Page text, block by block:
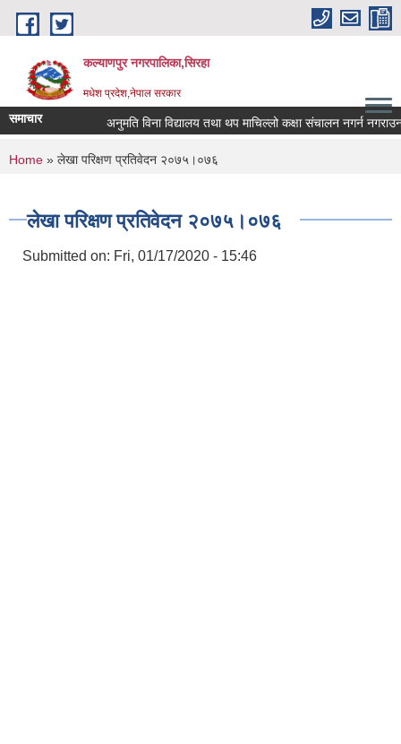
Skip to main content
कल्याणपुर नगरपालिका,सिरहा
मधेश प्रदेश,नेपाल सरकार
समाचार अनुमति विना विद्यालय तथा थप माचिल्लो कक्षा संचालन नगर्न नगराउन
You are here
Home » लेखा परिक्षण प्रतिवेदन २०७५।०७६
लेखा परिक्षण प्रतिवेदन २०७५।०७६
Submitted on: Fri, 01/17/2020 - 15:46